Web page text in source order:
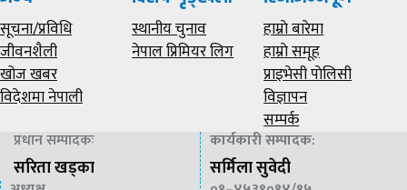
सूचना/प्रविधि
जीवनशैली
खोज खबर
विदेशमा नेपाली
स्थानीय चुनाव
नेपाल प्रिमियर लिग
हाम्राे बारेमा
हाम्राे समूह
प्राइभेसी पाेलिसी
विज्ञापन
सम्पर्क
प्रधान सम्पादकः
सरिता खड्का
कार्यकारी सम्पादक:
सर्मिला सुवेदी